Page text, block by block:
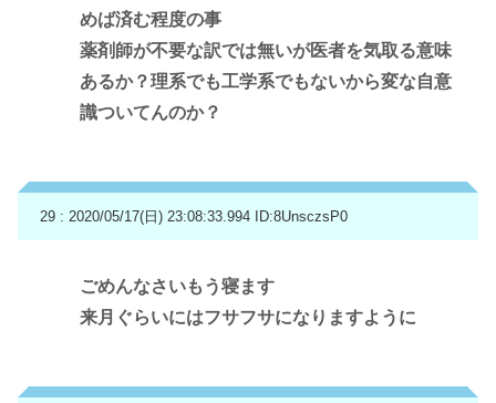
めば済む程度の事
薬剤師が不要な訳では無いが医者を気取る意味
あるか？理系でも工学系でもないから変な自意
識ついてんのか？
29 : 2020/05/17(日) 23:08:33.994 ID:8UnsczsP0
ごめんなさいもう寝ます
来月ぐらいにはフサフサになりますように